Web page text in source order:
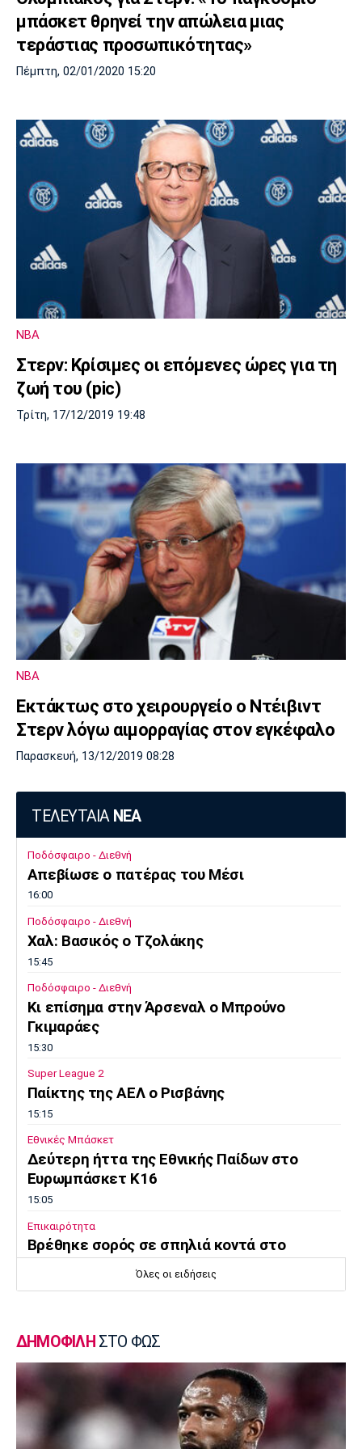
μπάσκετ θρηνεί την απώλεια μιας
τεράστιας προσωπικότητας»
Πέμπτη, 02/01/2020 15:20
NBA
Στερν: Kρίσιμες οι επόμενες ώρες για τη
ζωή του (pic)
Τρίτη, 17/12/2019 19:48
NBA
Εκτάκτως στο χειρουργείο ο Ντέιβιντ
Στερν λόγω αιμορραγίας στον εγκέφαλο
Παρασκευή, 13/12/2019 08:28
ΤΕΛΕΥΤΑΙΑ ΝΕΑ
Ποδόσφαιρο - Διεθνή
Απεβίωσε ο πατέρας του Μέσι
16:00
Ποδόσφαιρο - Διεθνή
Χαλ: Βασικός ο Τζολάκης
15:45
Ποδόσφαιρο - Διεθνή
Κι επίσημα στην Άρσεναλ ο Μπρούνο
Γκιμαράες
15:30
Super League 2
Παίκτης της ΑΕΛ ο Ρισβάνης
15:15
Εθνικές Μπάσκετ
Δεύτερη ήττα της Εθνικής Παίδων στο
Ευρωμπάσκετ Κ16
15:05
Επικαιρότητα
Βρέθηκε σορός σε σπηλιά κοντά στο
εκκλησάκι των Αγίων Ισιδώρων
Πήρε Νανού ο Ηρακλής
Super League 1
Ολυμπιακός: Οι Αφρικανοί διατηρούν στο
προσκήνιο τον Σκίρι
Όλες οι ειδήσεις
ΔΗΜΟΦΙΛΗ ΣΤΟ ΦΩΣ